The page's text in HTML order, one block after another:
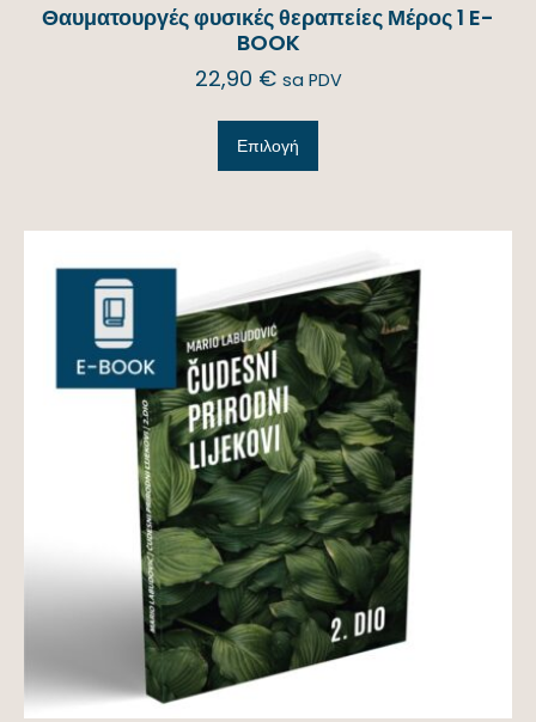
Θαυματουργές φυσικές θεραπείες Μέρος 1 E-
BOOK
22,90 € sa PDV
Επιλογή